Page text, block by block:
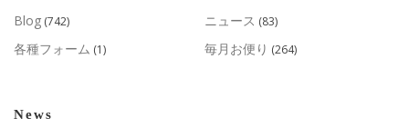
Blog (742) ニュース (83)
各種フォーム (1) 毎月お便り (264)
News